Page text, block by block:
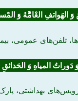
وَ الهَواتفِ العْامَّهُ وَ
تلفن‌های عمومی،
دَوراتُ المیاهِ وَ
سرویس‌های بهداشتی،